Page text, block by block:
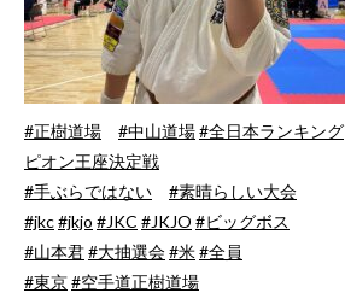
#正樹道場 #中山道場#全日本ランキング
ピオン王座決定戦
#手ぶらではない
#素晴らしい大会
#jkc#jkjo #JKC #JKJO #ビッグボス
#山本君#大抽選会#米#全員
#東京#空手道正樹道場